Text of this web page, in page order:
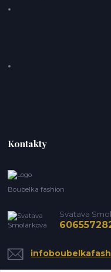
Kontakty
Boubelka fashion
Svatava